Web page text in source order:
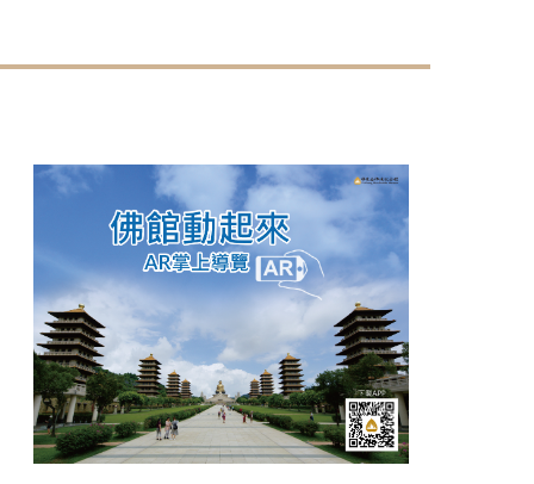
圖說：「曼陀羅滴水坊」位於交通便利的竹北十興路上，鄰近有
此。 人間社記者廖世弘攝